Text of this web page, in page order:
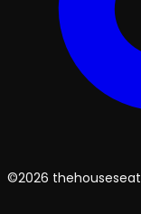
©2026 thehouseseat